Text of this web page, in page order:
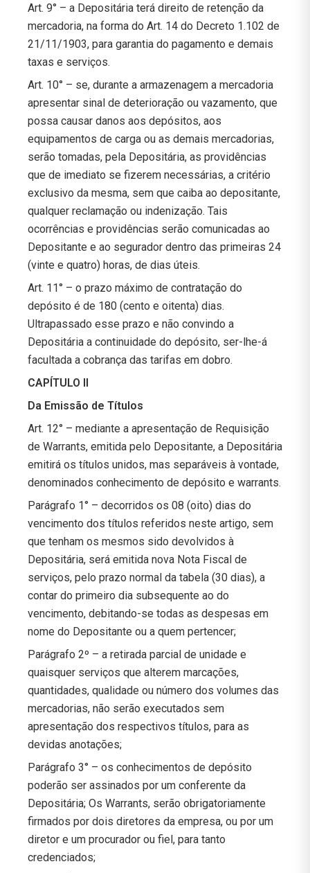
Art. 9° – a Depositária terá direito de retenção da
mercadoria, na forma do Art. 14 do Decreto 1.102 de
21/11/1903, para garantia do pagamento e demais
taxas e serviços.
Art. 10° – se, durante a armazenagem a mercadoria
apresentar sinal de deterioração ou vazamento, que
possa causar danos aos depósitos, aos
equipamentos de carga ou as demais mercadorias,
serão tomadas, pela Depositária, as providências
que de imediato se fizerem necessárias, a critério
exclusivo da mesma, sem que caiba ao depositante,
qualquer reclamação ou indenização. Tais
ocorrências e providências serão comunicadas ao
Depositante e ao segurador dentro das primeiras 24
(vinte e quatro) horas, de dias úteis.
Art. 11° – o prazo máximo de contratação do
depósito é de 180 (cento e oitenta) dias.
Ultrapassado esse prazo e não convindo a
Depositária a continuidade do depósito, ser-lhe-á
facultada a cobrança das tarifas em dobro.
CAPÍTULO II
Da Emissão de Títulos
Art. 12° – mediante a apresentação de Requisição
de Warrants, emitida pelo Depositante, a Depositária
emitirá os títulos unidos, mas separáveis à vontade,
denominados conhecimento de depósito e warrants.
Parágrafo 1° – decorridos os 08 (oito) dias do
vencimento dos títulos referidos neste artigo, sem
que tenham os mesmos sido devolvidos à
Depositária, será emitida nova Nota Fiscal de
serviços, pelo prazo normal da tabela (30 dias), a
contar do primeiro dia subsequente ao do
vencimento, debitando-se todas as despesas em
nome do Depositante ou a quem pertencer;
Parágrafo 2º – a retirada parcial de unidade e
quaisquer serviços que alterem marcações,
quantidades, qualidade ou número dos volumes das
mercadorias, não serão executados sem
apresentação dos respectivos títulos, para as
devidas anotações;
Parágrafo 3° – os conhecimentos de depósito
poderão ser assinados por um conferente da
Depositária; Os Warrants, serão obrigatoriamente
firmados por dois diretores da empresa, ou por um
diretor e um procurador ou fiel, para tanto
credenciados;